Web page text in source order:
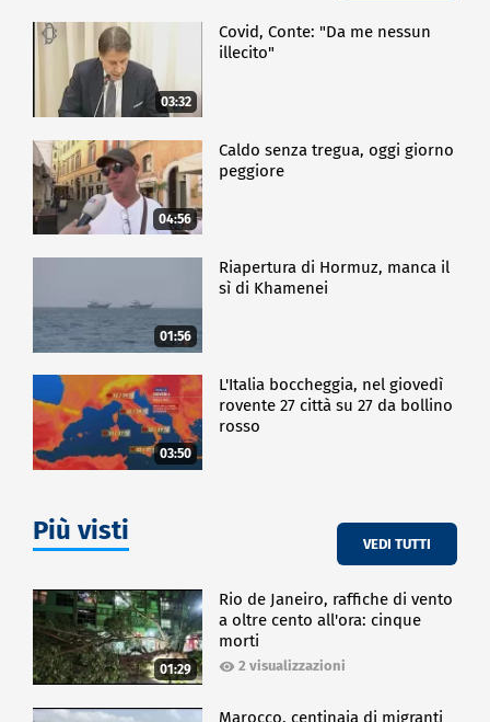
03:32
Covid, Conte: "Da me nessun
illecito"
04:56
Caldo senza tregua, oggi giorno
peggiore
01:56
Riapertura di Hormuz, manca il
sì di Khamenei
03:50
L'Italia boccheggia, nel giovedì
rovente 27 città su 27 da bollino
rosso
Più visti VEDI TUTTI
01:29
Rio de Janeiro, raffiche di vento
a oltre cento all'ora: cinque
morti
2 visualizzazioni
Marocco, centinaia di migranti